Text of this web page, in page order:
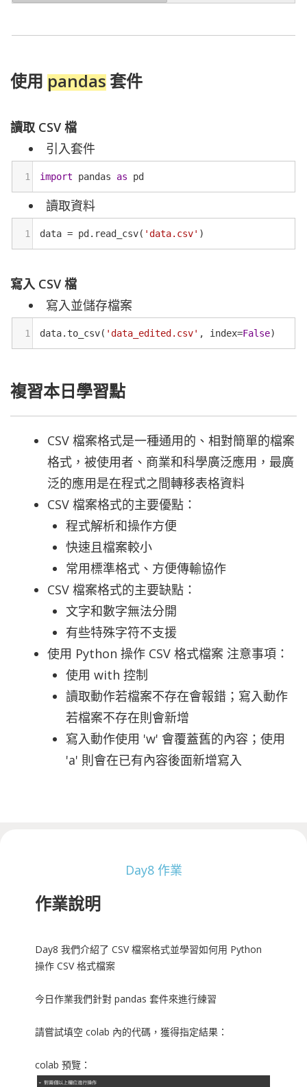
使用 pandas套件
讀取 CSV 檔
引入套件
1 import pandas as pd
讀取資料
1 data = pd . read_csv( 'data.csv' )
寫入 CSV 檔
寫入並儲存檔案
1 data. to_csv( 'data_edited.csv' , index=False)
複習本日學習點
CSV 檔案格式是一種通用的、相對簡單的檔案
格式，被使用者、商業和科學廣泛應用，最廣
泛的應用是在程式之間轉移表格資料
CSV 檔案格式的主要優點：
程式解析和操作方便
快速且檔案較小
常用標準格式、方便傳輸協作
CSV 檔案格式的主要缺點：
文字和數字無法分開
有些特殊字符不支援
使用 Python 操作 CSV 格式檔案 注意事項：
使用 with 控制
讀取動作若檔案不存在會報錯；寫入動作
若檔案不存在則會新增
寫入動作使用 'w' 會覆蓋舊的內容；使用
'a' 則會在已有內容後面新增寫入
Day8 作業
作業說明
Day8 我們介紹了 CSV 檔案格式並學習如何用 Python
操作 CSV 格式檔案
今日作業我們針對 pandas 套件來進行練習
請嘗試填空 colab 內的代碼，獲得指定結果：
colab 預覽：